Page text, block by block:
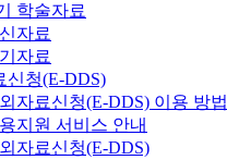
학술자료
자료
자료
신청(E-DDS)
자료신청(E-DDS) 이용 방법
지원 서비스 안내
자료신청(E-DDS)